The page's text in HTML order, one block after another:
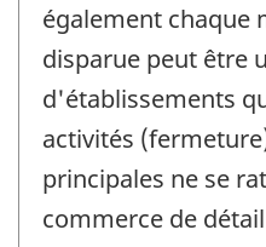
également chaque
disparue peut être
d'établissements
activités
principales ne se
commerce de